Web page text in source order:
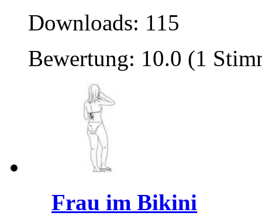
Downloads: 115
Bewertung: 10.0 (1
Frau im Bikini